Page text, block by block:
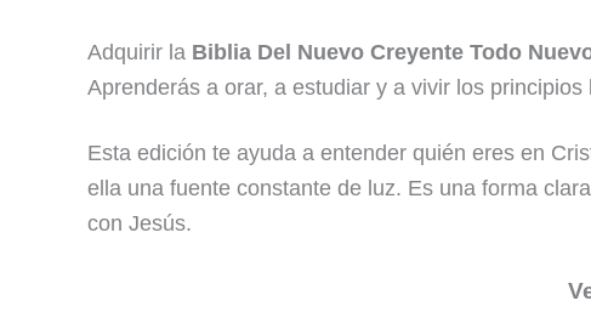
Adquirir la Biblia Del Nuevo Creyente Todo
Aprenderás a orar, a estudiar y a vivir los principios
Esta edición te ayuda a entender quién eres en
ella una fuente constante de luz. Es una forma
con Jesús.